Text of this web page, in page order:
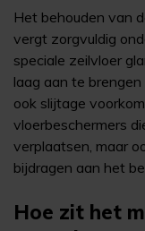
Het behouden van
vergt zorgvuldig
speciale zeilvloer
laag aan te
ook slijtage
vloerbeschermers
verplaatsen, maar
bijdragen aan het
Hoe zit het